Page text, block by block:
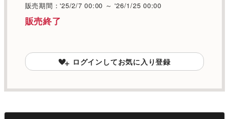
販売期間：'25/2/7 00:00 ～ '26/1/25 00:00
販売終了
ログインしてお気に入り登録